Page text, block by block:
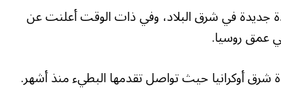
جديدة في شرق البلاد، وفي ذات الوقت أعلنت عن
عمق روسيا.
أوكرانيا حيث تواصل تقدمها البطيء منذ أشهر.